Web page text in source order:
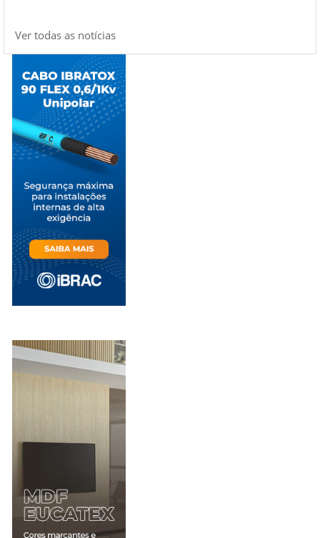
Ver todas as notícias